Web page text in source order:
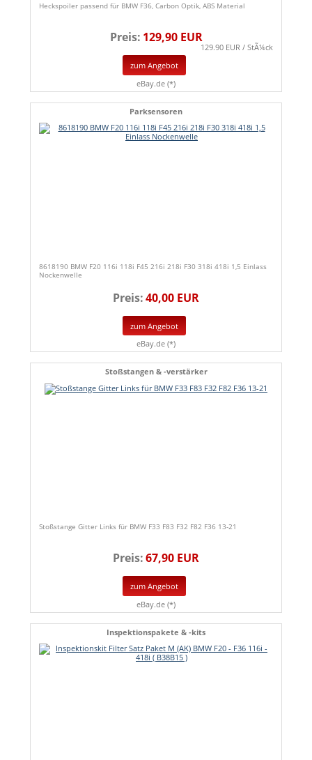
Heckspoiler passend für BMW F36, Carbon Optik, ABS Material
Preis: 129,90 EUR
129.90 EUR / StÃ¼ck
zum Angebot
eBay.de (*)
Parksensoren
8618190 BMW F20 116i 118i F45 216i 218i F30 318i 418i 1,5 Einlass
Nockenwelle
Preis:40,00 EUR
zum Angebot
eBay.de (*)
Stoßstangen & -verstärker
Stoßstange Gitter Links für BMW F33 F83 F32 F82 F36 13-21
Preis:67,90 EUR
zum Angebot
eBay.de (*)
Inspektionspakete & -kits